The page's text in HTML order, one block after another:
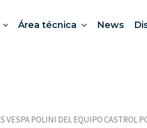
Área técnica News
VESPA POLINI DEL EQUIPO CASTROL